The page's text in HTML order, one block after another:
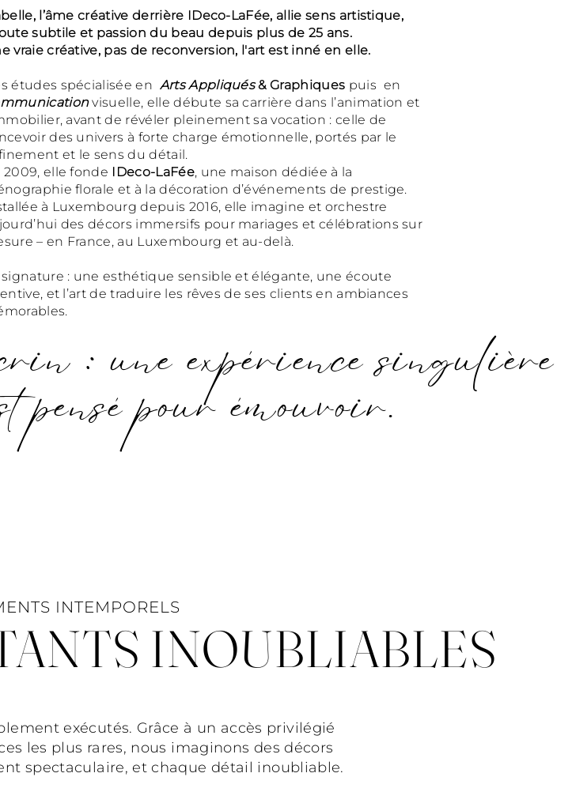
l’âme créative derrière IDeco-LaFée, allie sens artistique,
subtile et passion du beau depuis plus de 25 ans.
vraie créative, pas de reconversion, l'art est inné en elle.
études spécialisée en Arts Appliqués& Graphiques puis en
visuelle, elle débute sa carrière dans l’animation et
avant de révéler pleinement sa vocation : celle de
des univers à forte charge émotionnelle, portés par le
et le sens du détail.
2009, elle fonde IDeco-LaFée, une maison dédiée à la
florale et à la décoration d’événements de prestige.
à Luxembourg depuis 2016, elle imagine et orchestre
des décors immersifs pour mariages et célébrations sur
– en France, au Luxembourg et au-delà.
signature : une esthétique sensible et élégante, une écoute
et l’art de traduire les rêves de ses clients en ambiances
: une expérience singulière
pensé pour émouvoir.
INTEMPORELS
INOUBLIABLES
exécutés. Grâce à un accès privilégié
les plus rares, nous imaginons des décors
spectaculaire, et chaque détail inoubliable.